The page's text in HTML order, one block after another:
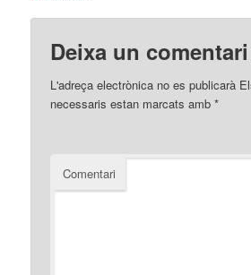
Deixa un comentari
L'adreça electrònica no es publicarà
necessaris estan marcats amb*
Comentari